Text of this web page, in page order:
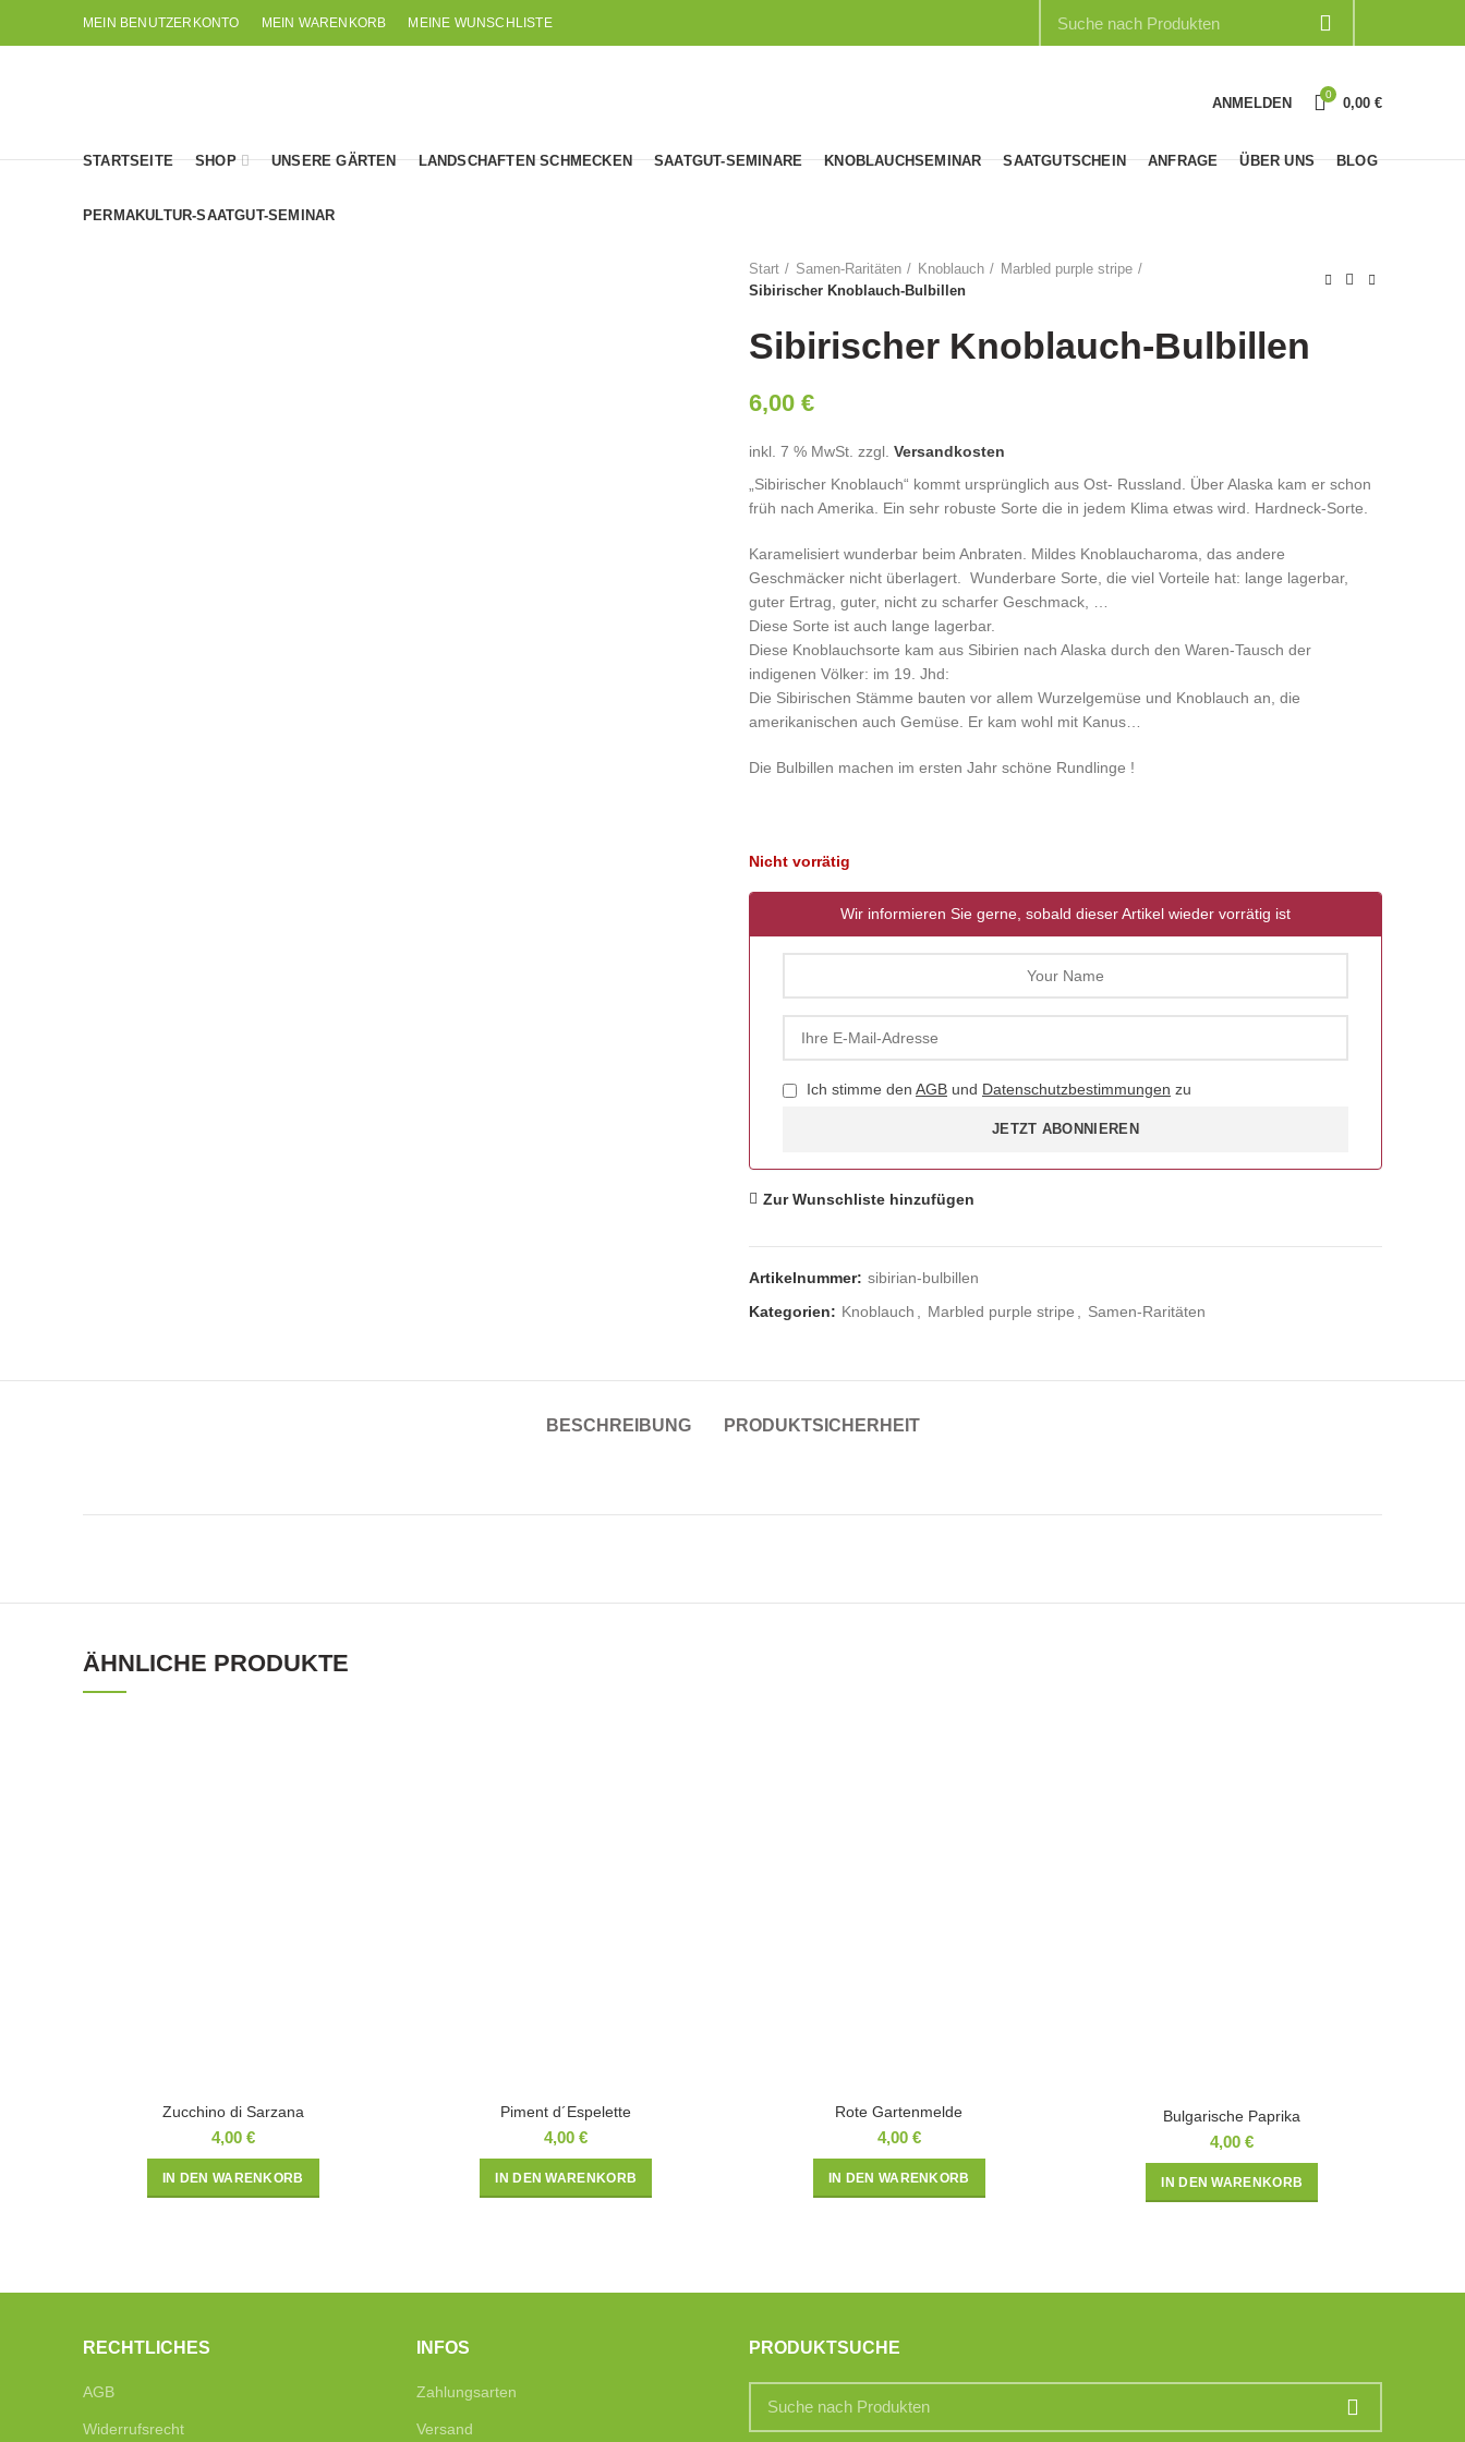
MEIN BENUTZERKONTO MEIN WARENKORB MEINE WUNSCHLISTE
ANMELDEN 0 0,00 €
STARTSEITE SHOP UNSERE GÄRTEN LANDSCHAFTEN SCHMECKEN SAATGUT-SEMINARE KNOBLAUCHSEMINAR SAATGUTSCHEIN ANFRAGE ÜBER UNS BLOG
PERMAKULTUR-SAATGUT-SEMINAR
Start Samen-Raritäten Knoblauch
Marbled purple stripe
Sibirischer Knoblauch-Bulbillen
Sibirischer Knoblauch-Bulbillen
6,00 €
inkl. 7 % MwSt. zzgl. Versandkosten
„Sibirischer Knoblauch“ kommt ursprünglich aus Ost- Russland. Über Alaska kam er schon
früh nach Amerika. Ein sehr robuste Sorte die in jedem Klima etwas wird. Hardneck-Sorte.
Karamelisiert wunderbar beim Anbraten. Mildes Knoblaucharoma, das andere
Geschmäcker nicht überlagert. Wunderbare Sorte, die viel Vorteile hat: lange lagerbar,
guter Ertrag, guter, nicht zu scharfer Geschmack, …
Diese Sorte ist auch lange lagerbar.
Diese Knoblauchsorte kam aus Sibirien nach Alaska durch den Waren-Tausch der
indigenen Völker: im 19. Jhd:
Die Sibirischen Stämme bauten vor allem Wurzelgemüse und Knoblauch an, die
amerikanischen auch Gemüse. Er kam wohl mit Kanus…
Die Bulbillen machen im ersten Jahr schöne Rundlinge !
Nicht vorrätig
Wir informieren Sie gerne, sobald dieser Artikel wieder vorrätig ist
Ich stimme den AGB und Datenschutzbestimmungen zu
JETZT ABONNIEREN
Zur Wunschliste hinzufügen
Artikelnummer: sibirian-bulbillen
Kategorien: Knoblauch Marbled purple stripe Samen-Raritäten
BESCHREIBUNG PRODUKTSICHERHEIT
ÄHNLICHE PRODUKTE
Zucchino di Sarzana
4,00 €
IN DEN WARENKORB
Piment d´Espelette
4,00€
IN DEN WARENKORB
Rote Gartenmelde
4,00 €
IN DEN WARENKORB
Bulgarische Paprika
4,00€
IN DEN WARENKORB
RECHTLICHES
AGB
Widerrufsrecht
INFOS
Zahlungsarten
Versand
PRODUKTSUCHE